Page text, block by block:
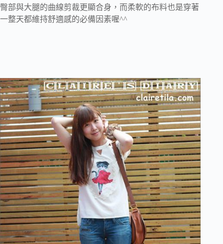
臀部與大腿的曲線剪裁更顯合身，而柔軟的布料也是穿著
一整天都維持舒適感的必備因素喔^^